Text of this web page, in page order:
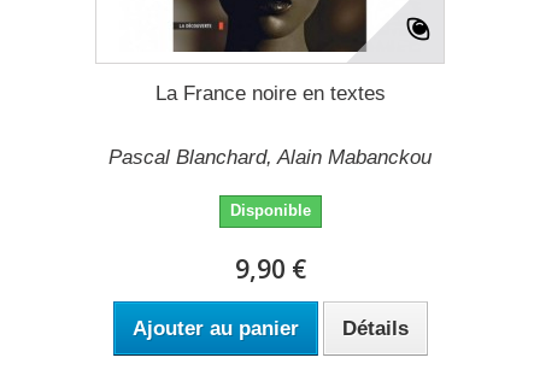
La France noire en textes
Pascal Blanchard, Alain Mabanckou
Disponible
9,90 €
Ajouter au panier Détails